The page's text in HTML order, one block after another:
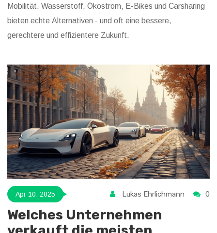
Mobilität. Wasserstoff, Ökostrom, E-Bikes und Carsharing
bieten echte Alternativen - und oft eine bessere,
gerechtere und effizientere Zukunft.
Apr 10, 2025 Lukas Ehrlichmann 0
Welches Unternehmen